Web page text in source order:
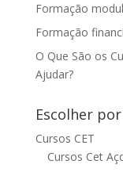
Formação
Formação
O Que São os
Ajudar?
Escolher
Cursos CET
Cursos Cet